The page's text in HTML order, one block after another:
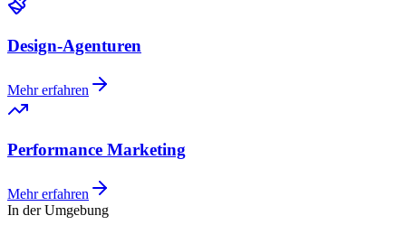
Design-Agenturen
Mehr erfahren
Performance Marketing
Mehr erfahren
In der Umgebung